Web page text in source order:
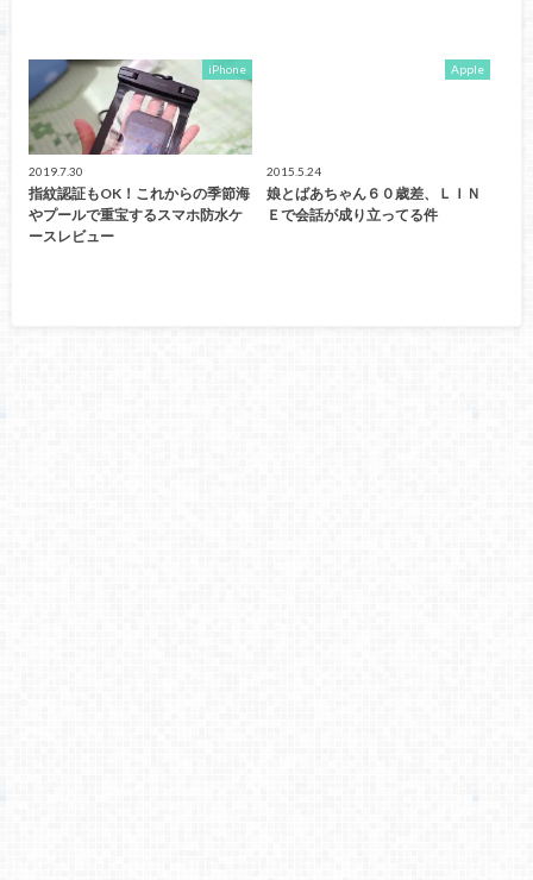
iPhone
2019.7.30
指紋認証もOK！これからの季節海
やプールで重宝するスマホ防水ケ
ースレビュー
Apple
2015.5.24
娘とばあちゃん６０歳差、ＬＩＮ
Ｅで会話が成り立ってる件